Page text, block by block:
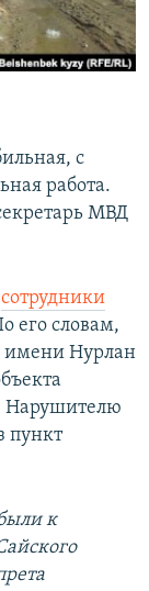
с
работа.
МВД
сотрудники
его словам,
имени Нурлан
Нарушителю
пункт
к